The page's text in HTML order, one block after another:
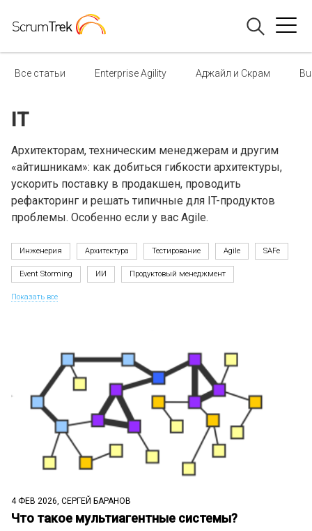
Все статьи Enterprise Agility Аджайл и Скрам
IT
Архитекторам, техническим менеджерам и другим
«айтишникам»: как добиться гибкости архитектуры,
ускорить поставку в продакшен, проводить
рефакторинг и решать типичные для IT-продуктов
проблемы. Особенно если у вас Agile.
Инженерия Архитектура Тестирование Agile SAFe
Event Storming ИИ Продуктовый менеджмент
Менеджмент
Показать все
4 ФЕВ 2026, СЕРГЕЙ БАРАНОВ
Что такое мультиагентные системы?